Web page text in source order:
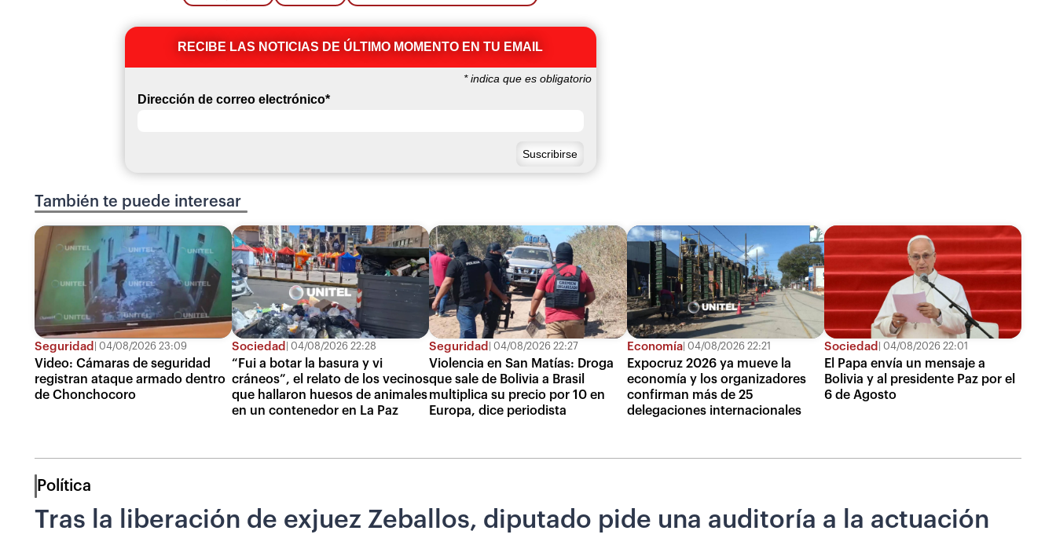
RECIBE LAS NOTICIAS DE ÚLTIMO MOMENTO EN TU EMAIL
*indica que es obligatorio
Dirección de correo electrónico*
También te puede interesar
Seguridad 04/08/2026 23:09
Video: Cámaras de seguridad
registran ataque armado dentro
de Chonchocoro
Sociedad 04/08/2026 22:28
“Fui a botar la basura y vi
cráneos”, el relato de los vecinos
que hallaron huesos de animales
en un contenedor en La Paz
Seguridad 04/08/2026 22:27
Violencia en San Matías: Droga
que sale de Bolivia a Brasil
multiplica su precio por 10 en
Europa, dice periodista
Economía 04/08/2026 22:21
Expocruz 2026 ya mueve la
economía y los organizadores
confirman más de 25
delegaciones internacionales
Sociedad 04/08/2026 22:01
El Papa envía un mensaje a
Bolivia y al presidente Paz por el
6 de Agosto
Política
Tras la liberación de exjuez Zeballos, diputado pide una auditoría a la actuación